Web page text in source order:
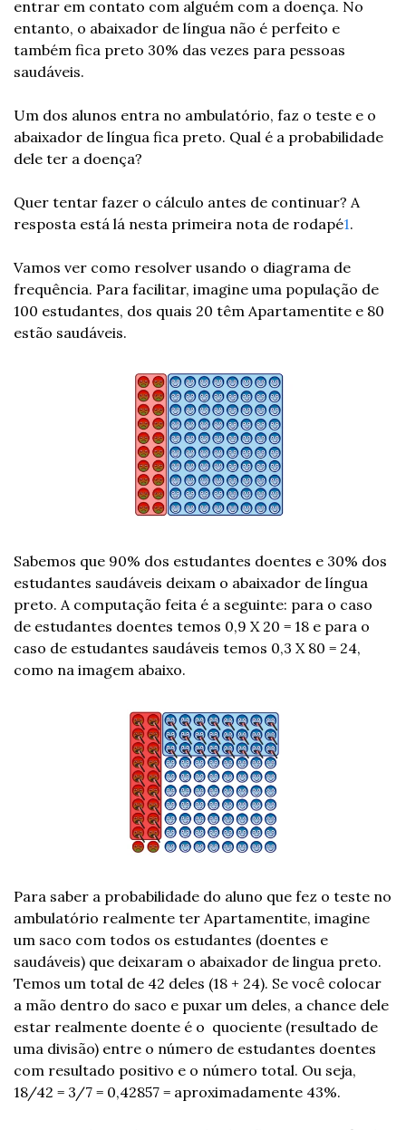
entrar em contato com alguém com a doença. No
entanto, o abaixador de língua não é perfeito e
também fica preto 30% das vezes para pessoas
saudáveis.
Um dos alunos entra no ambulatório, faz o teste e o
abaixador de língua fica preto. Qual é a probabilidade
dele ter a doença?
Quer tentar fazer o cálculo antes de continuar? A
resposta está lá nesta primeira nota de rodapé1.
Vamos ver como resolver usando o diagrama de
frequência. Para facilitar, imagine uma população de
100 estudantes, dos quais 20 têm Apartamentite e 80
estão saudáveis.
Sabemos que 90% dos estudantes doentes e 30% dos
estudantes saudáveis deixam o abaixador de língua
preto. A computação feita é a seguinte: para o caso
de estudantes doentes temos 0,9 X 20 = 18 e para o
caso de estudantes saudáveis temos 0,3 X 80 = 24,
como na imagem abaixo.
Para saber a probabilidade do aluno que fez o teste no
ambulatório realmente ter Apartamentite, imagine
um saco com todos os estudantes (doentes e
saudáveis) que deixaram o abaixador de lingua preto.
Temos um total de 42 deles (18 + 24). Se você colocar
a mão dentro do saco e puxar um deles, a chance dele
estar realmente doente é o  quociente (resultado de
uma divisão) entre o número de estudantes doentes
com resultado positivo e o número total. Ou seja,
18/42 = 3/7 = 0,42857 = aproximadamente 43%.